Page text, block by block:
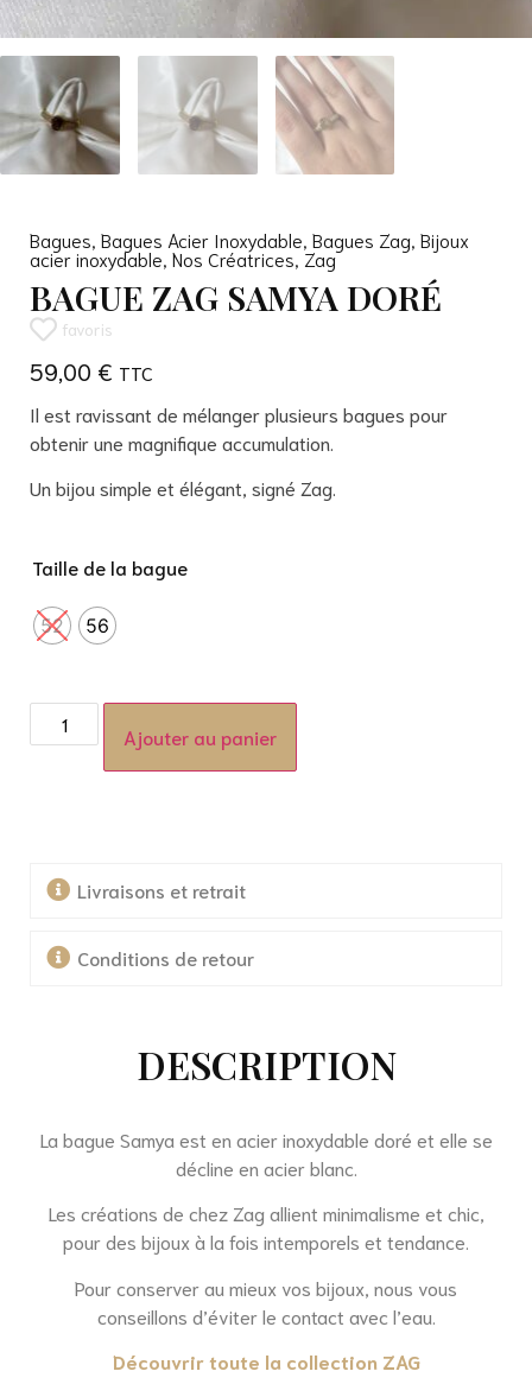
Bagues, Bagues Acier Inoxydable, Bagues Zag, Bijoux
acier inoxydable, Nos Créatrices, Zag
BAGUE ZAG SAMYA DORÉ
favoris
59,00 €
Il est ravissant de mélanger plusieurs bagues pour
obtenir une magnifique accumulation.
Un bijou simple et élégant, signé Zag.
Taille de la bague
52 56
Ajouter au panier
Livraisons et retrait
Conditions de retour
DESCRIPTION
La bague Samya est en acier inoxydable doré et elle se
décline en acier blanc.
Les créations de chez Zag allient minimalisme et chic,
pour des bijoux à la fois intemporels et tendance.
Pour conserver au mieux vos bijoux, nous vous
conseillons d’éviter le contact avec l’eau.
Découvrir toute la collection ZAG